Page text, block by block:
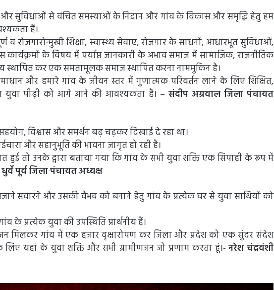
सुविधाओं से वंचित समस्याओं के निदान और गांव के विकास और समृद्धि हेतु हम
हैं।
व रोजगारोन्मुखी शिक्षा, स्वास्थ्य सेवाएं, रोजगार के साधनों, आधारभूत सुविधाओं,
के विषय में पर्याप्त जानकारी के अभाव समाज में सामाजिक, राजनीतिक
स्थापित कर एक समतामूलक समाज स्थापित करना नाममुकिन है।
और हमारे गांव के जीवन स्तर में गुणात्मक परिवर्तन लाने के लिए शिक्षित,
पीढ़ी को आगे आने की आवश्यकता हैं। – संदीप अग्रवाल जिला पंचायत
विश्वास और समर्थन बढ़ चढ़कर दिखाई दे रहा था।
और सहानुभूति की भावना जागृत हो रही है।
हुई तो उनके द्वारा बताया गया कि गांव के सभी युवा शक्ति एक सिपाही के रूप में
पूर्व जिला पंचायत अध्यक्ष
संवारने और उसकी वैभव को बनाने हेतु गांव के प्रत्येक घर से युवा साथियों को
के प्रत्येक युवा की उपस्थिति प्रार्थनीय हैं।
मिलकर गांव में एक हजार वृक्षारोपण कर जिला और प्रदेश को एक सुंदर संदेश
यहां के युवा शक्ति और सभी ग्रामीणजन जो प्रणाम करता हूं।-नरेश चंद्रवंशी